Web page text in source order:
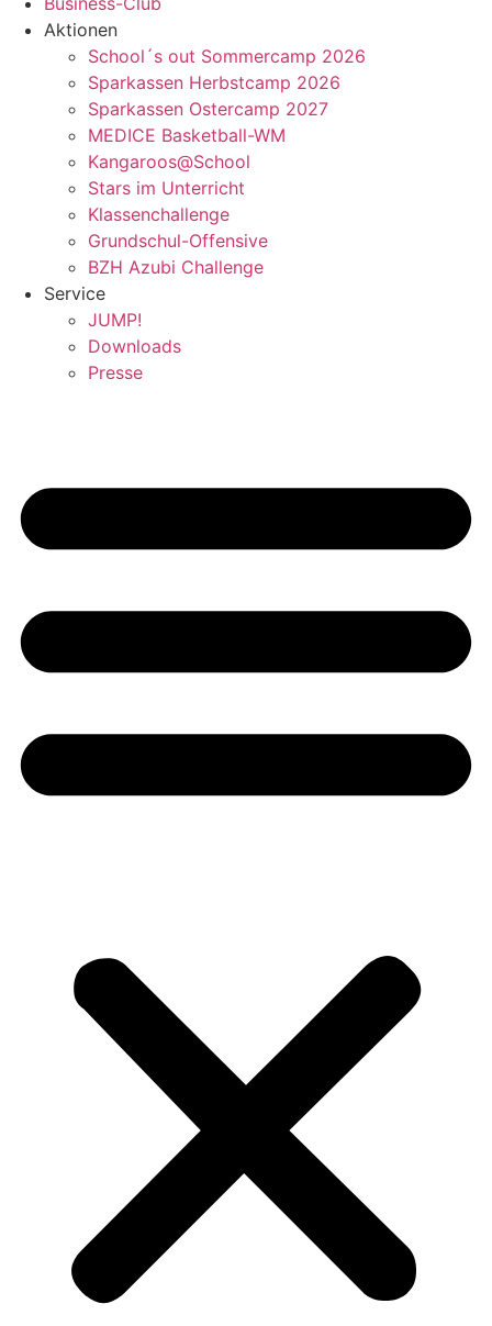
Aktionen
School´s out Sommercamp 2026
Sparkassen Herbstcamp 2026
Sparkassen Ostercamp 2027
MEDICE Basketball-WM
Kangaroos@School
Stars im Unterricht
Klassenchallenge
Grundschul-Offensive
BZH Azubi Challenge
Service
JUMP!
Downloads
Presse